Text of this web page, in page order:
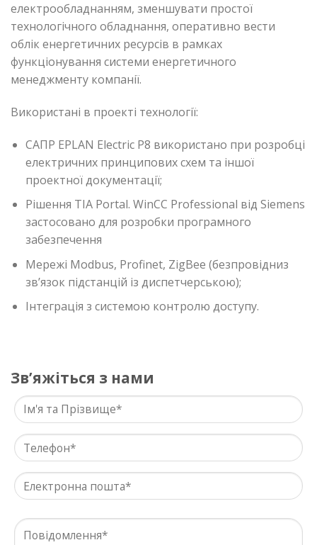
електрообладнанням, зменшувати простої
технологічного обладнання, оперативно вести
облік енергетичних ресурсів в рамках
функціонування системи енергетичного
менеджменту компанії.
Використані в проекті технології:
САПР EPLAN Electric P8 використано при розробці
електричних принципових схем та іншої
проектної документації;
Рішення TIA Portal. WinCC Professional від Siemens
застосовано для розробки програмного
забезпечення
Мережі Modbus, Profinet, ZigBee (безпровідниз
зв’язок підстанцій із диспетчерською);
Інтеграція з системою контролю доступу.
Звʼяжіться з нами